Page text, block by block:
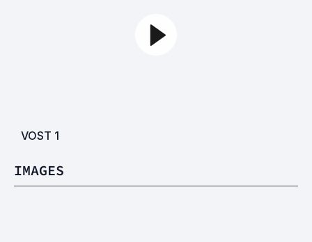
VOST 1
IMAGES